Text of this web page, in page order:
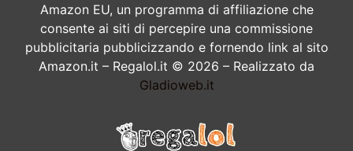
Amazon EU, un programma di affiliazione che
consente ai siti di percepire una commissione
pubblicitaria pubblicizzando e fornendo link al sito
Amazon.it – Regalol.it © 2026 – Realizzato da
Gladioweb.it